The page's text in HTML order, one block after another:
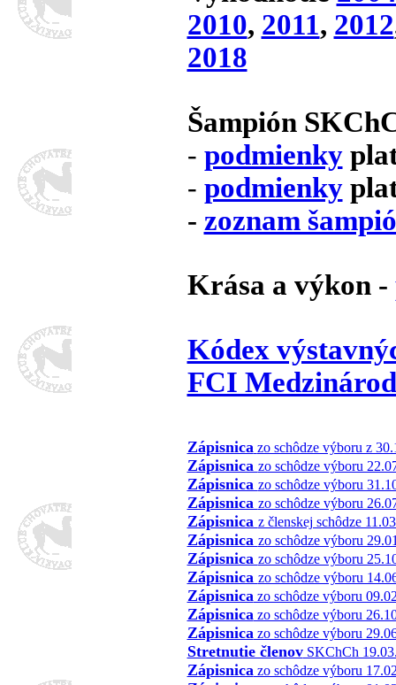
2010, 2011, 2012
2018
Šampión
- podmienky
- podmienky
- zoznam
Krása a výkon -
Kódex
FCI
Zápisnica zo schôdze výboru z
Zápisnica zo schôdze výboru
Zápisnica zo schôdze výboru
Zápisnica zo schôdze výboru
Zápisnica z členskej schôdze
Zápisnica zo schôdze výboru
Zápisnica zo schôdze výboru
Zápisnica zo schôdze výboru
Zápisnica zo schôdze výboru
Zápisnica zo schôdze výboru
Zápisnica zo schôdze výboru
Stretnutie členovSKChCh
Zápisnica zo schôdze výboru